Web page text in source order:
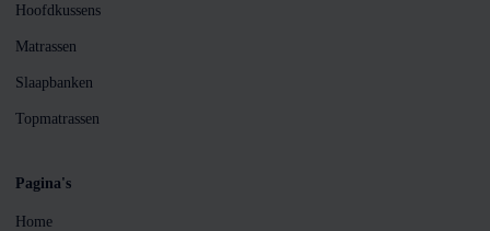
Hoofdkussens
Matrassen
Slaapbanken
Topmatrassen
Pagina's
Home